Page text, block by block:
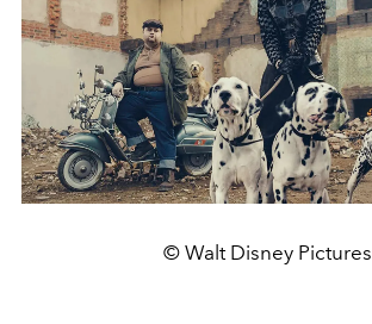
© Walt Disney Pictures